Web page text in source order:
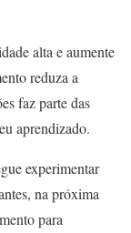
alta e aumente
reduza a
faz parte das
aprendizado.
experimentar
na próxima
para